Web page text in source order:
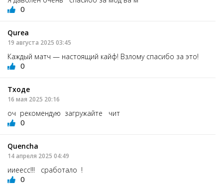
0
Qurea
19 августа 2025 03:45
Каждый матч — настоящий кайф! Взлому спасибо за это!
0
Тходе
16 мая 2025 20:16
оч рекомендую загружайте чит
0
Quencha
14 апреля 2025 04:49
ииеесс!!! сработало !
0